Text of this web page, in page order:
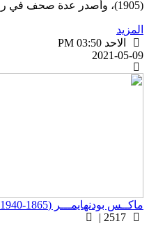
الاحد PM 03:50
2021-05-
بودنهايمـــر (1865-1940)
2517 |